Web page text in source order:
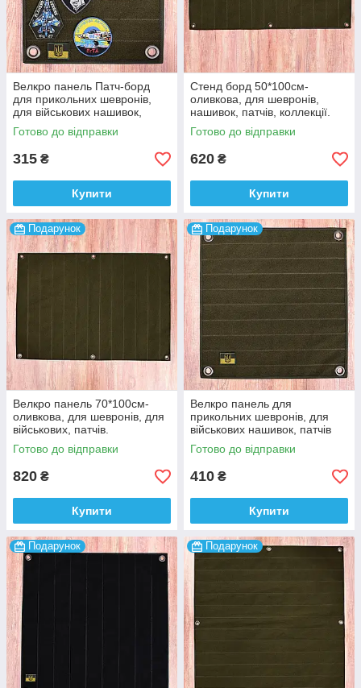
Велкро панель Патч-борд
для прикольних шевронів,
для військових нашивок,
патчів пвх, для коллекції ,
30*30см
Готово до відправки
315 ₴
Купити
Стенд борд 50*100см-
оливкова, для шевронів,
нашивок, патчів, коллекції.
Готово до відправки
620 ₴
Купити
Подарунок
Велкро панель 70*100см-
оливкова, для шевронів, для
військових, патчів.
Готово до відправки
820 ₴
Купити
Подарунок
Велкро панель для
прикольних шевронів, для
військових нашивок, патчів
пвх, для коллекції , 45*45см
Готово до відправки
410 ₴
Купити
Подарунок Подарунок